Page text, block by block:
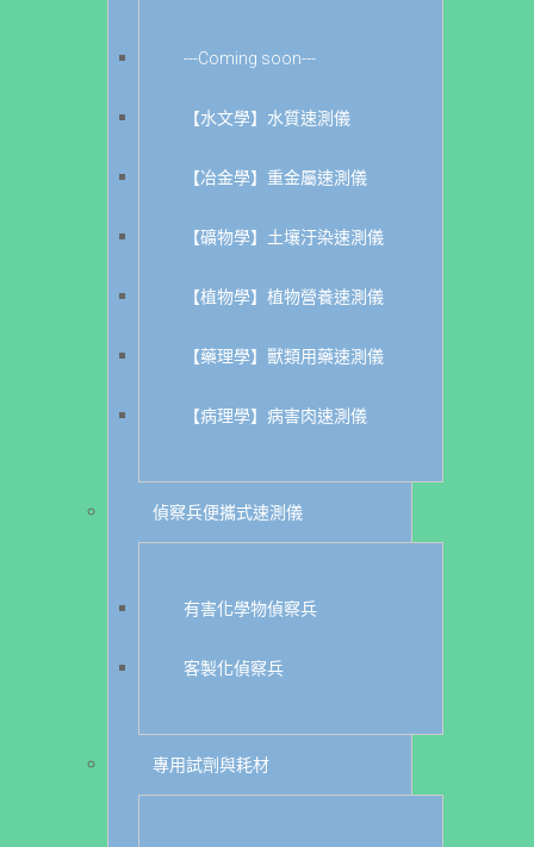
---Coming soon---
【水文學】水質速測儀
【冶金學】重金屬速測儀
【礦物學】土壤汙染速測儀
【植物學】植物營養速測儀
【藥理學】獸類用藥速測儀
【病理學】病害肉速測儀
偵察兵便攜式速測儀
有害化學物偵察兵
客製化偵察兵
專用試劑與耗材